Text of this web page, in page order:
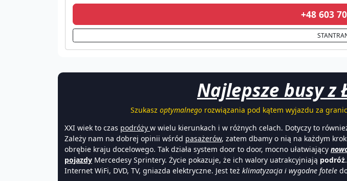
+48 603
Najlepsze busy z
Szukasz optymalnego rozwiązania pod kątem wyjazdu za
XXI wiek to czas podróży w wielu kierunkach i w różnych celach. Dotyczy to
Zależy nam na dobrej opinii wśród pasażerów, zatem dbamy o nią na każdym
obrębie kraju docelowego. Tak działa system door to door, mocno ułatwiający
pojazdy Mercedesy Sprintery. Życie pokazuje, że ich walory uatrakcyjniają podróż
Internet WiFi, DVD, TV, gniazda elektryczne. Jest też klimatyzacja i wygodne fotele